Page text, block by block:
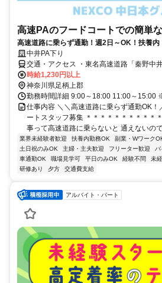
高速PAのフードコートでの簡単
高速道路に乗らず通勤！週2日～OK！扶養内
中井PA下り
交通・アクセス ・東名高速道路「秦野中
道路「大井松田IC」より車7分 ・一般道か
ク利用） ・車・バイク通勤OK
時給1,230円以上
神奈川県足柄上郡
勤務時間詳細 9:00～18:00 11:00～15:00
仕事内容 ＼＼高速道路に乗らず通勤OK！
ートスタッフ募集 ＊＊＊＊＊＊＊＊＊＊
事って高速道路に乗らないと 通えないの
業界未経験者歓迎 扶養内勤務OK 副業・Wワーク
土日祝のみOK
主婦・主夫歓迎 フリーター歓迎 バ
車通勤OK
職場見学可 平日のみOK 経験不問 未
研修あり
夕方 交通費支給
アルバイト・パート